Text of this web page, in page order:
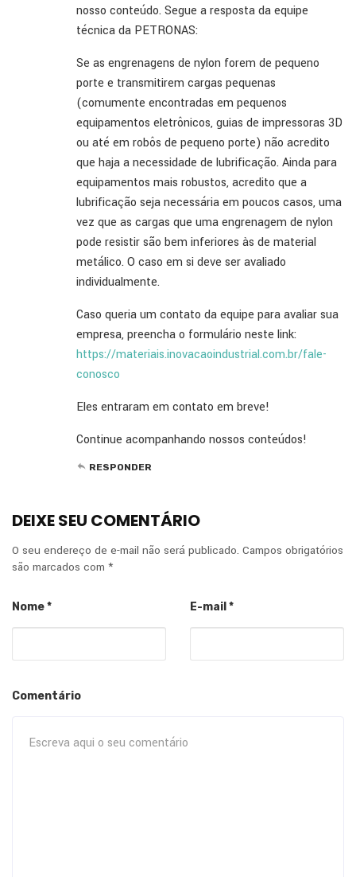
nosso conteúdo. Segue a resposta da equipe
técnica da PETRONAS:
Se as engrenagens de nylon forem de pequeno
porte e transmitirem cargas pequenas
(comumente encontradas em pequenos
equipamentos eletrônicos, guias de impressoras 3D
ou até em robôs de pequeno porte) não acredito
que haja a necessidade de lubrificação. Ainda para
equipamentos mais robustos, acredito que a
lubrificação seja necessária em poucos casos, uma
vez que as cargas que uma engrenagem de nylon
pode resistir são bem inferiores às de material
metálico. O caso em si deve ser avaliado
individualmente.
Caso queria um contato da equipe para avaliar sua
empresa, preencha o formulário neste link:
https://materiais.inovacaoindustrial.com.br/fale-
conosco
Eles entraram em contato em breve!
Continue acompanhando nossos conteúdos!
RESPONDER
DEIXE SEU COMENTÁRIO
O seu endereço de e-mail não será publicado. Campos obrigatórios
são marcados com *
Nome* E-mail *
Comentário